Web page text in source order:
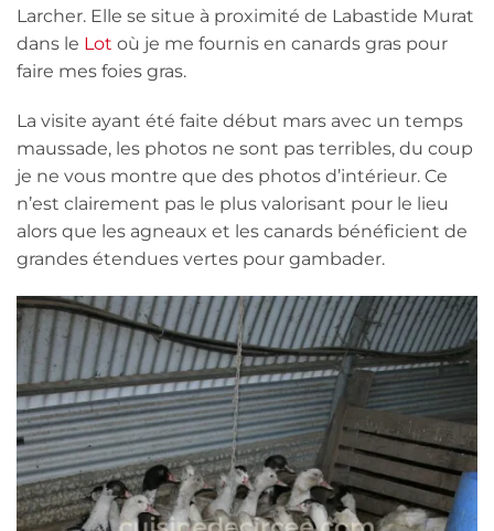
Larcher. Elle se situe à proximité de Labastide Murat
dans le Lot où je me fournis en canards gras pour
faire mes foies gras.
La visite ayant été faite début mars avec un temps
maussade, les photos ne sont pas terribles, du coup
je ne vous montre que des photos d’intérieur. Ce
n’est clairement pas le plus valorisant pour le lieu
alors que les agneaux et les canards bénéficient de
grandes étendues vertes pour gambader.